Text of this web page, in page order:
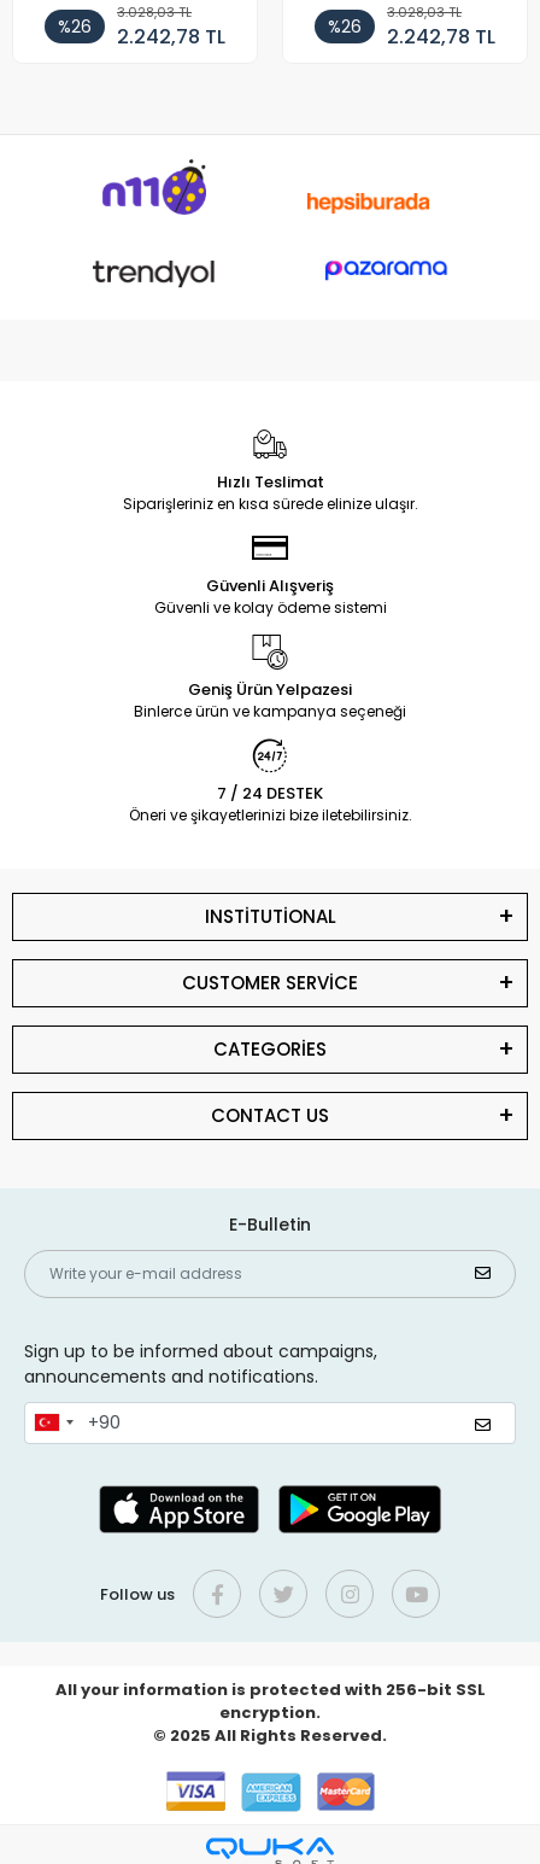
%26
3.028,03 TL
2.242,78 TL %26
3.028,03 TL
2.242,78 TL
Hızlı Teslimat
Siparişleriniz en kısa sürede elinize ulaşır.
Güvenli Alışveriş
Güvenli ve kolay ödeme sistemi
Geniş Ürün Yelpazesi
Binlerce ürün ve kampanya seçeneği
7 / 24 DESTEK
Öneri ve şikayetlerinizi bize iletebilirsiniz.
INSTİTUTİONAL
CUSTOMER SERVİCE
CATEGORİES
CONTACT US
E-Bulletin
Sign up to be informed about campaigns,
announcements and notifications.
Follow us
All your information is protected with 256-bit SSL
encryption.
© 2025 All Rights Reserved.